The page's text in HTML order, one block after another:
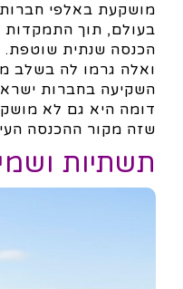
מושקעת באלפי
בעולם, תוך התמקדות
הכנסה שנתית שוטפת.
ואלה גרמו לה בשלב
השקיעה בחברות
דומה היא גם לא
שזה מקור ההכנסה
תשתיות